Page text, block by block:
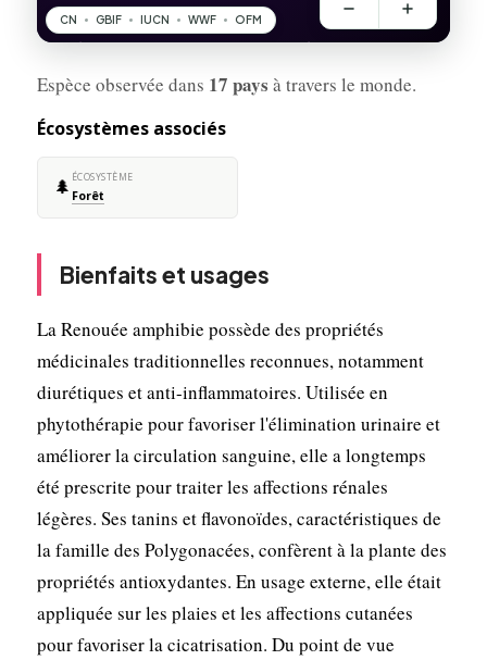
Espèce observée dans 17 pays à travers le monde.
Écosystèmes associés
🌲 ÉCOSYSTÈME
Forêt
Bienfaits et usages
La Renouée amphibie possède des propriétés
médicinales traditionnelles reconnues, notamment
diurétiques et anti-inflammatoires. Utilisée en
phytothérapie pour favoriser l'élimination urinaire et
améliorer la circulation sanguine, elle a longtemps
été prescrite pour traiter les affections rénales
légères. Ses tanins et flavonoïdes, caractéristiques de
la famille des Polygonacées, confèrent à la plante des
propriétés antioxydantes. En usage externe, elle était
appliquée sur les plaies et les affections cutanées
pour favoriser la cicatrisation. Du point de vue